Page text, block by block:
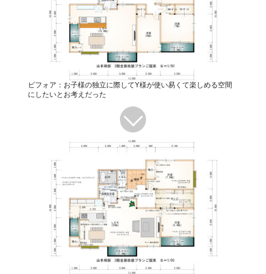
ビフォア：お子様の独立に際してY様が使い易くて楽しめる空間
にしたいとお考えだった